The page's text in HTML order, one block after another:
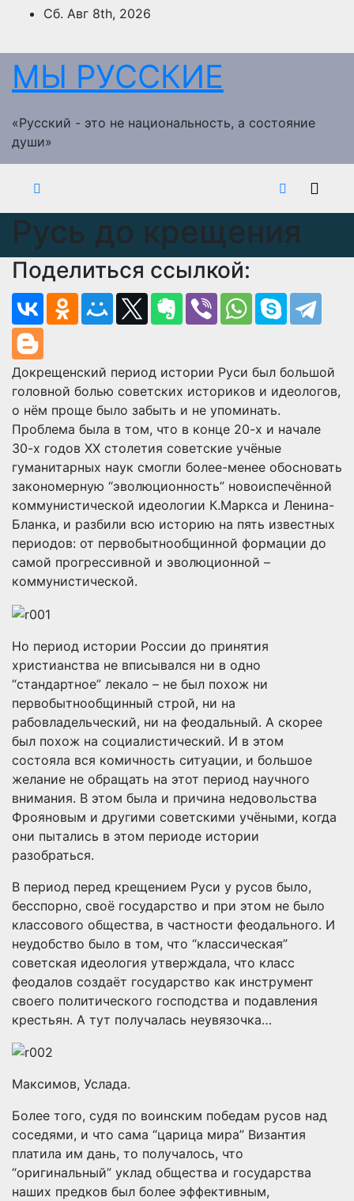
ПерейтиСб. Авг 8th, 2026
МЫ РУССКИЕ
«Русский - это не национальность, а состояние
души»
Русь до крещения
Поделиться ссылкой:
Докрещенский период истории Руси был большой
головной болью советских историков и идеологов,
о нём проще было забыть и не упоминать.
Проблема была в том, что в конце 20-х и начале
30-х годов ХХ столетия советские учёные
гуманитарных наук смогли более-менее обосновать
закономерную “эволюционность” новоиспечённой
коммунистической идеологии К.Маркса и Ленина-
Бланка, и разбили всю историю на пять известных
периодов: от первобытнообщинной формации до
самой прогрессивной и эволюционной –
коммунистической.
Но период истории России до принятия
христианства не вписывался ни в одно
“стандартное” лекало – не был похож ни
первобытнообщинный строй, ни на
рабовладельческий, ни на феодальный. А скорее
был похож на социалистический. И в этом
состояла вся комичность ситуации, и большое
желание не обращать на этот период научного
внимания. В этом была и причина недовольства
Фрояновым и другими советскими учёными, когда
они пытались в этом периоде истории
разобраться.
В период перед крещением Руси у русов было,
бесспорно, своё государство и при этом не было
классового общества, в частности феодального. И
неудобство было в том, что “классическая”
советская идеология утверждала, что класс
феодалов создаёт государство как инструмент
своего политического господства и подавления
крестьян. А тут получалась неувязочка…
Максимов, Услада.
Более того, судя по воинским победам русов над
соседями, и что сама “царица мира” Византия
платила им дань, то получалось, что
“оригинальный” уклад общества и государства
наших предков был более эффективным,